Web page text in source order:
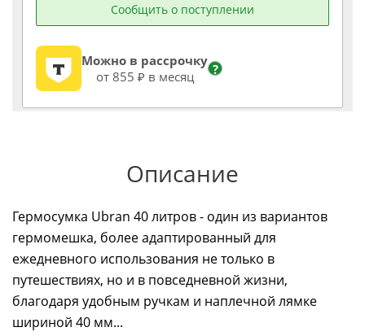
Сообщить о поступлении
Можно в рассрочку
от 855 ₽ в месяц
?
Описание
Гермосумка Ubran 40 литров - один из вариантов
гермомешка, более адаптированный для
ежедневного использования не только в
путешествиях, но и в повседневной жизни,
благодаря удобным ручкам и наплечной лямке
шириной 40 мм...